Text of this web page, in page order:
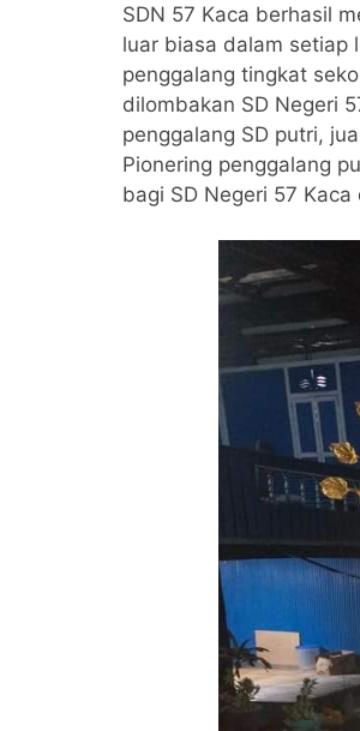
SDN 57 Kaca berhasil
luar biasa dalam setiap
penggalang tingkat
dilombakan SD Negeri
penggalang SD putri,
Pionering penggalang
bagi SD Negeri 57